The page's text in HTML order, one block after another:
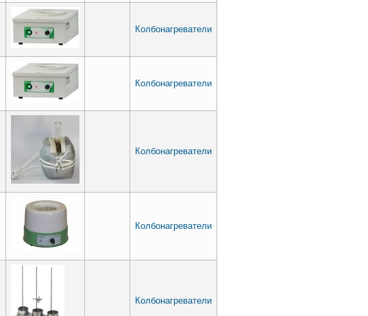
Колбонагреватели
Колбонагреватели
Колбонагреватели
Колбонагреватели
Колбонагреватели